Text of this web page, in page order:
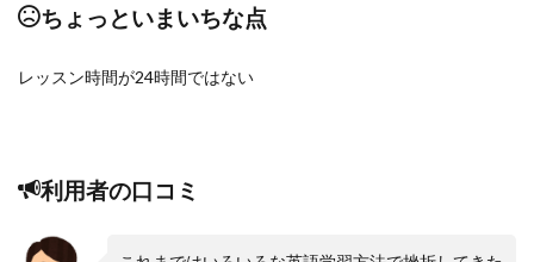
ちょっといまいちな点
レッスン時間が24時間ではない
利用者の口コミ